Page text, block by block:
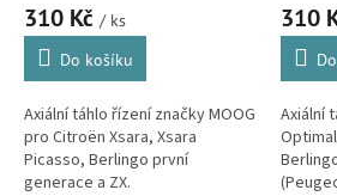
310 Kč / ks
Do košíku
Axiální táhlo řízení značky MOOG
pro Citroën Xsara, Xsara
Picasso, Berlingo první
generace a ZX.
310
Axiální